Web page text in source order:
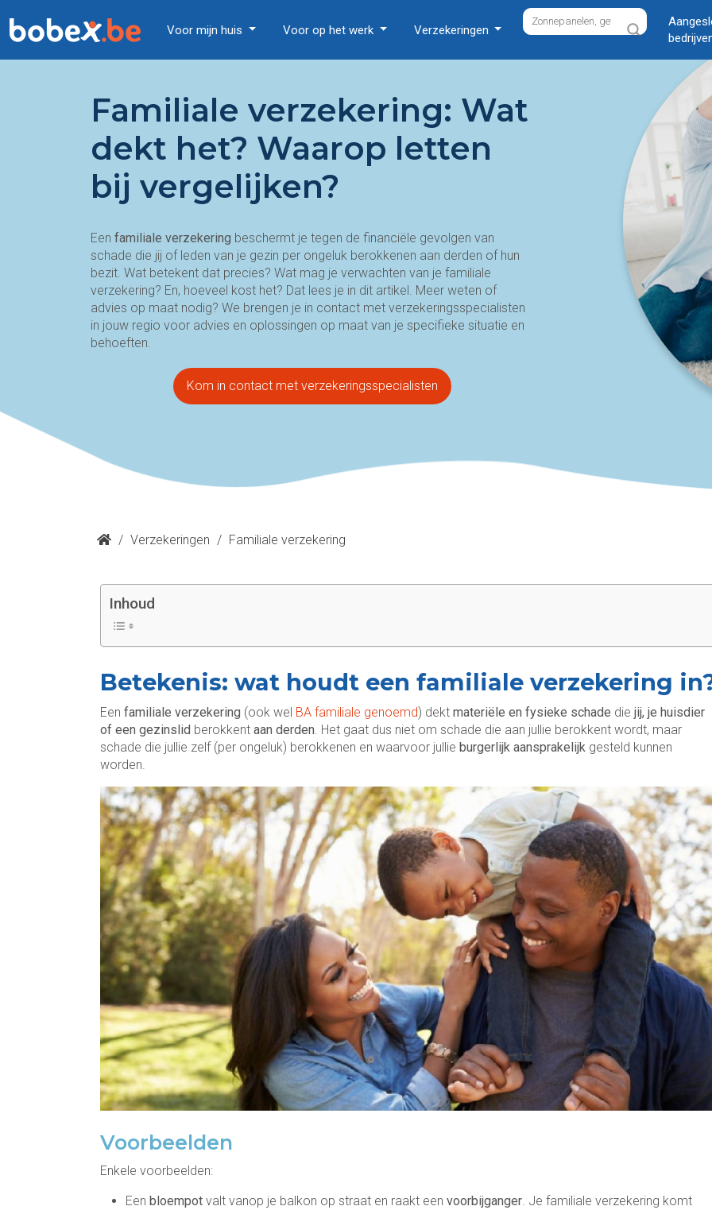
Voor mijn huis Voor op het werk Verzekeringen
Familiale verzekering: Wat
dekt het? Waarop letten
bij vergelijken?
Een familiale verzekering beschermt je tegen de financiële gevolgen van
schade die jij of leden van je gezin per ongeluk berokkenen aan derden of hun
bezit. Wat betekent dat precies? Wat mag je verwachten van je familiale
verzekering? En, hoeveel kost het? Dat lees je in dit artikel. Meer weten of
advies op maat nodig? We brengen je in contact met verzekeringsspecialisten
in jouw regio voor advies en oplossingen op maat van je specifieke situatie en
behoeften.
Kom in contact met verzekeringsspecialisten
/ Verzekeringen / Familiale verzekering
Inhoud
Betekenis: wat houdt een familiale verzekering
Een familiale verzekering (ook wel BA familiale genoemd) dekt materiële en fysieke schade die jij, je huisdier
of een gezinslid berokkent aan derden. Het gaat dus niet om schade die aan jullie berokkent wordt, maar
schade die jullie zelf (per ongeluk) berokkenen en waarvoor jullie burgerlijk aansprakelijk gesteld kunnen
worden.
Voorbeelden
Enkele voorbeelden:
Een bloempot valt vanop je balkon op straat en raakt een voorbijganger. Je familiale verzekering komt